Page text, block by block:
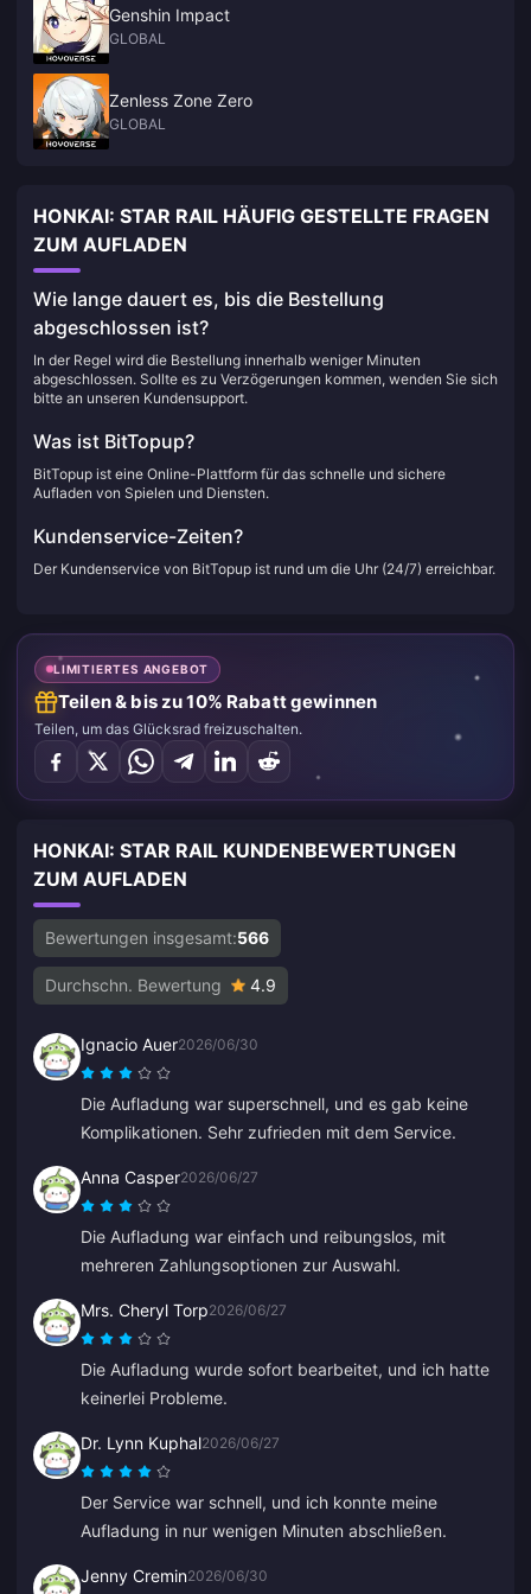
Genshin Impact
GLOBAL
Zenless Zone Zero
GLOBAL
HONKAI: STAR RAIL HÄUFIG GESTELLTE FRAGEN
ZUM AUFLADEN
Wie lange dauert es, bis die Bestellung
abgeschlossen ist?
In der Regel wird die Bestellung innerhalb weniger Minuten
abgeschlossen. Sollte es zu Verzögerungen kommen, wenden Sie sich
bitte an unseren Kundensupport.
Was ist BitTopup?
BitTopup ist eine Online-Plattform für das schnelle und sichere
Aufladen von Spielen und Diensten.
Kundenservice-Zeiten?
Der Kundenservice von BitTopup ist rund um die Uhr (24/7) erreichbar.
LIMITIERTES ANGEBOT
Teilen & bis zu 10% Rabatt gewinnen
Teilen, um das Glücksrad freizuschalten.
HONKAI: STAR RAIL KUNDENBEWERTUNGEN
ZUM AUFLADEN
Bewertungen insgesamt:566
Durchschn. Bewertung 4.9
Ignacio Auer2026/06/30
Die Aufladung war superschnell, und es gab keine
Komplikationen. Sehr zufrieden mit dem Service.
Anna Casper2026/06/27
Die Aufladung war einfach und reibungslos, mit
mehreren Zahlungsoptionen zur Auswahl.
Mrs. Cheryl Torp2026/06/27
Die Aufladung wurde sofort bearbeitet, und ich hatte
keinerlei Probleme.
Dr. Lynn Kuphal2026/06/27
Der Service war schnell, und ich konnte meine
Aufladung in nur wenigen Minuten abschließen.
Jenny Cremin2026/06/30